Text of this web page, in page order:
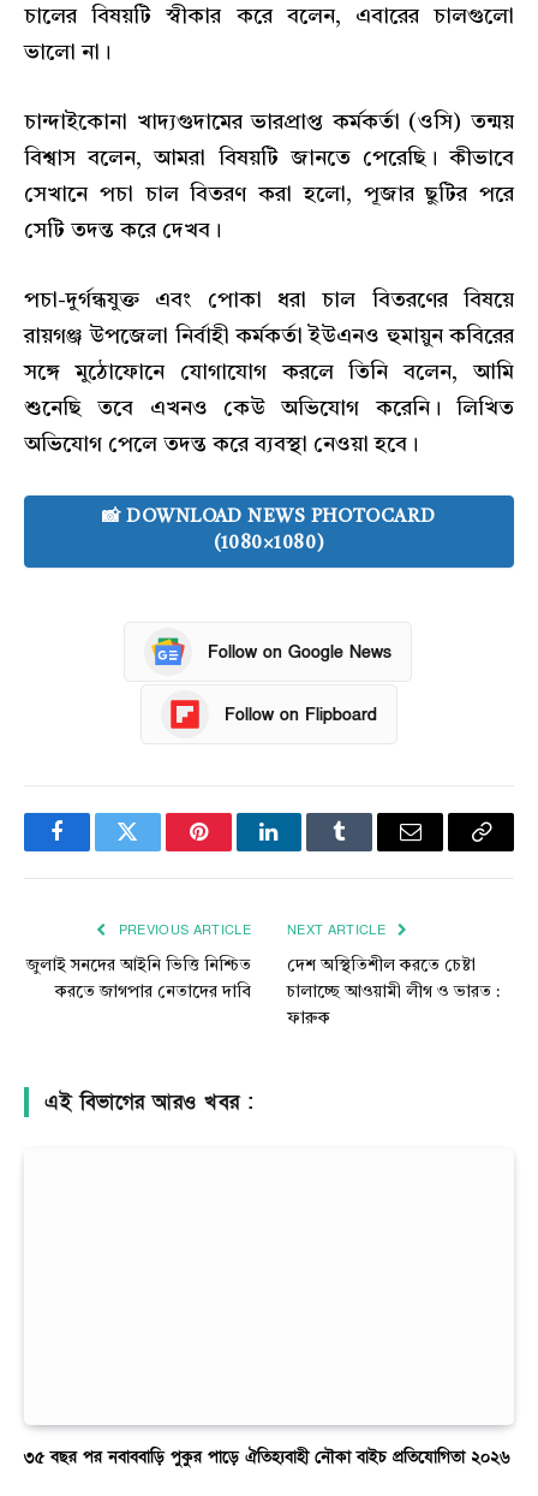
চালের বিষয়টি স্বীকার করে বলেন, এবারের চালগুলো
ভালো না।
চান্দাইকোনা খাদ্যগুদামের ভারপ্রাপ্ত কর্মকর্তা (ওসি) তন্ময়
বিশ্বাস বলেন, আমরা বিষয়টি জানতে পেরেছি। কীভাবে
সেখানে পচা চাল বিতরণ করা হলো, পূজার ছুটির পরে
সেটি তদন্ত করে দেখব।
পচা-দুর্গন্ধযুক্ত এবং পোকা ধরা চাল বিতরণের বিষয়ে
রায়গঞ্জ উপজেলা নির্বাহী কর্মকর্তা ইউএনও হুমায়ুন কবিরের
সঙ্গে মুঠোফোনে যোগাযোগ করলে তিনি বলেন, আমি
শুনেছি তবে এখনও কেউ অভিযোগ করেনি। লিখিত
অভিযোগ পেলে তদন্ত করে ব্যবস্থা নেওয়া হবে।
📸 DOWNLOAD NEWS PHOTOCARD
(1080×1080)
Follow on Google News
Follow on Flipboard
FacebookTwitter PinterestLinkedInTumblr Email
Copy
PREVIOUS ARTICLE
জুলাই সনদের আইনি ভিত্তি নিশ্চিত
করতে জাগপার নেতাদের দাবি
NEXT ARTICLE
দেশ অস্থিতিশীল করতে চেষ্টা
চালাচ্ছে আওয়ামী লীগ ও ভারত :
ফারুক
এই বিভাগের আরও খবর :
৩৫ বছর পর নবাববাড়ি পুকুর পাড়ে ঐতিহ্যবাহী নৌকা বাইচ প্রতিযোগিতা ২০২৬